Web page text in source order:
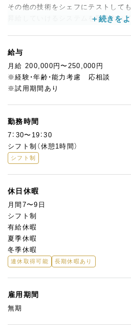
その他の技術をシェフにテストして
昇給していけるシステムを取り入れて
す。
通常業務に対応できるようになれば、
ッフの新しい提案により、看板商品
けています。
給与
月給 200,000円〜250,000円
※経験・年齢・能力考慮 応相談
※試用期間あり
勤務時間
7：30〜19：30
シフト制（休憩1時間）
シフト制
休日休暇
月間7〜9日
シフト制
有給休暇
夏季休暇
冬季休暇
連休取得可能 長期休暇あり
雇用期間
無期